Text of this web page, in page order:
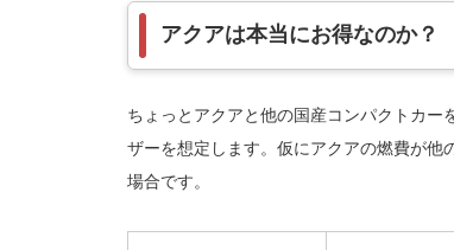
アクアは本当にお得なのか？
ちょっとアクアと他の国産コンパクトカ
ザーを想定します。仮にアクアの燃費が他
場合です。